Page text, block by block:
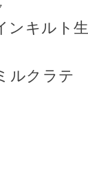
ンキルト生
ルクラテ